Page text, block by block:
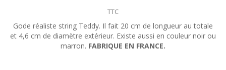
TTC
Gode réaliste string Teddy. Il fait 20 cm de longueur au totale
et 4,6 cm de diamètre extérieur. Existe aussi en couleur noir ou
marron. FABRIQUE EN FRANCE.